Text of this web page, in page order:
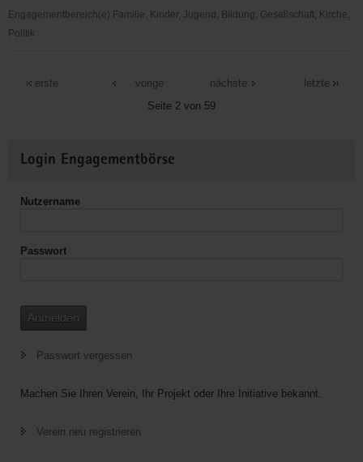
Engagementbereich(e) Familie, Kinder, Jugend, Bildung, Gesellschaft, Kirche,
Politik
allumfassenden
und
erste
vorige
Seite 2 von 59
nächste letzte
Informationen
Login Engagementbörse
Nutzername
Passwort
Anmelden
Passwort vergessen
Machen Sie Ihren Verein, Ihr Projekt oder Ihre Initiative bekannt.
Verein neu registrieren